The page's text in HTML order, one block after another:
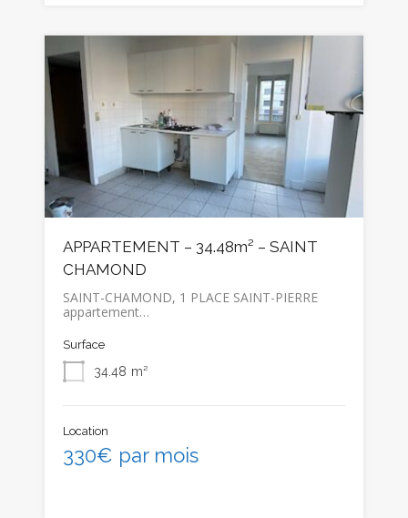
APPARTEMENT – 34.48m² – SAINT
CHAMOND
SAINT-CHAMOND, 1 PLACE SAINT-PIERRE
appartement…
Surface
34.48 m²
Location
330€ par mois